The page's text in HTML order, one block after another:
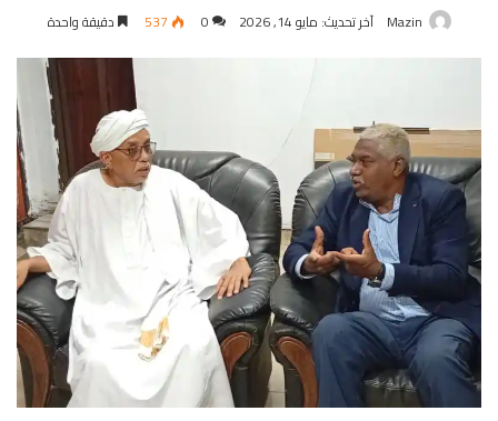
Mazin آخر تحديث: مايو 14, 2026 0
537 دقيقة واحدة